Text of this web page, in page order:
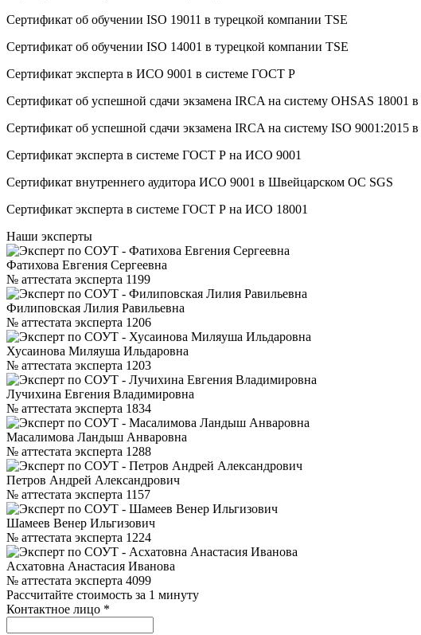
Сертификат об oбучeнии ISO 19011 в турецкой компании TSE
Сертификат об oбучeнии ISO 14001 в турецкой компании TSE
Сертификат эксперта в ИСО 9001 в системе ГОСТ Р
Сертификат об успешной сдачи экзамена IRCA на систему OHSAS 18001
Сертификат об успешной сдачи экзамена IRCA на систему ISO
Сертификат эксперта в системе ГОСТ Р на ИСО 9001
Сертификат внутреннего аудитора ИСО 9001 в Швейцарском ОС SGS
Сертификат эксперта в системе ГОСТ Р на ИСО 18001
Наши эксперты
Фатихова Евгения Сергеевна
№ аттестата эксперта 1199
Филиповская Лилия Равильевна
№ аттестата эксперта 1206
Хусаинова Миляуша Ильдаровна
№ аттестата эксперта 1203
Лучихина Евгения Владимировна
№ аттестата эксперта 1834
Масалимова Ландыш Анваровна
№ аттестата эксперта 1288
Петров Андрей Александрович
№ аттестата эксперта 1157
Шамеев Венер Ильгизович
№ аттестата эксперта 1224
Асхатовна Анастасия Иванова
№ аттестата эксперта 4099
Рассчитайте стоимость за 1 минуту
Контактное лицо *